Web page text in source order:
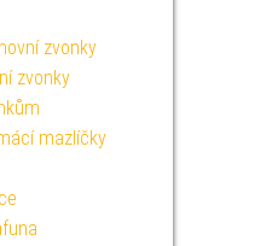
zvonky
zvonky
mazlíčky